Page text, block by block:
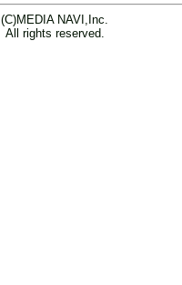
(C)MEDIA NAVI,Inc.
All rights reserved.